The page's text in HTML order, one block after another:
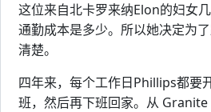
这位来自北卡罗来纳Elon的妇女
通勤成本是多少。所以她决定为
清楚。
四年来，每个工作日Phillips都要
班，然后再下班回家。从